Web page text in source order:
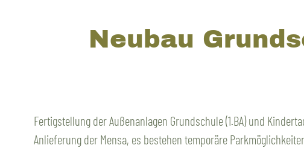
Neubau
Fertigstellung der Außenanlagen Grundschule (1.BA) und
Anlieferung der Mensa, es bestehen temporäre